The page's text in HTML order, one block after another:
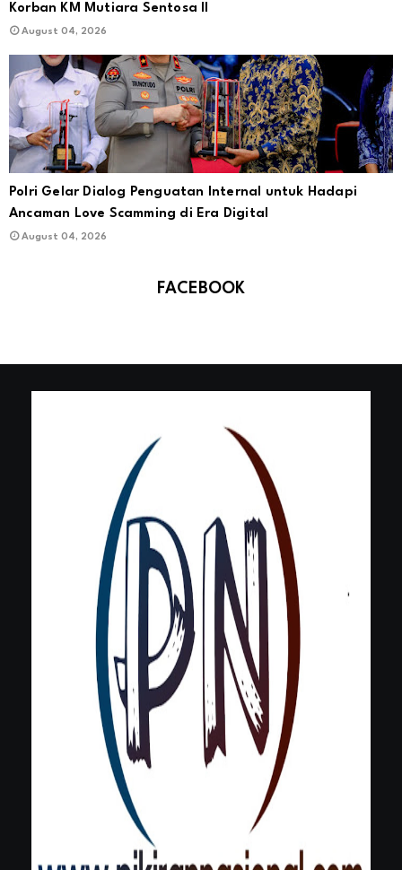
Korban KM Mutiara Sentosa II
August 04, 2026
Polri Gelar Dialog Penguatan Internal untuk Hadapi
Ancaman Love Scamming di Era Digital
August 04, 2026
FACEBOOK